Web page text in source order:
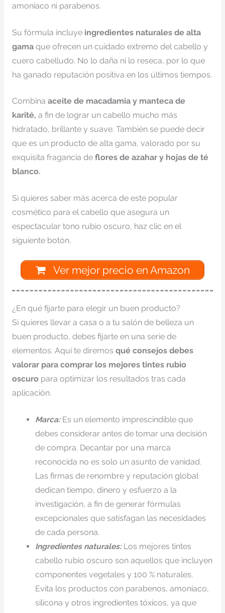
amoníaco ni parabenos.
Su fórmula incluye ingredientes naturales de alta
gamaque ofrecen un cuidado extremo del cabello y
cuero cabelludo. No lo daña ni lo reseca, por lo que
ha ganado reputación positiva en los últimos tiempos.
Combina aceite de macadamia y manteca de
karité, a fin de lograr un cabello mucho más
hidratado, brillante y suave. También se puede decir
que es un producto de alta gama, valorado por su
exquisita fragancia de flores de azahar y hojas de té
blanco.
Si quieres saber más acerca de este popular
cosmético para el cabello que asegura un
espectacular tono rubio oscuro, haz clic en el
siguiente botón.
Ver mejor precio en Amazon
¿En qué fijarte para elegir un buen producto?
Si quieres llevar a casa o a tu salón de belleza un
buen producto, debes fijarte en una serie de
elementos. Aquí te diremos qué consejos debes
valorar para comprar los mejores tintes rubio
oscuro para optimizar los resultados tras cada
aplicación.
Marca:Es un elemento imprescindible que
debes considerar antes de tomar una decisión
de compra. Decantar por una marca
reconocida no es solo un asunto de vanidad.
Las firmas de renombre y reputación global
dedican tiempo, dinero y esfuerzo a la
investigación, a fin de generar fórmulas
excepcionales que satisfagan las necesidades
de cada persona.
Ingredientes naturales:Los mejores tintes
cabello rubio oscuro son aquellos que incluyen
componentes vegetales y 100 % naturales.
Evita los productos con parabenos, amoníaco,
silicona y otros ingredientes tóxicos, ya que